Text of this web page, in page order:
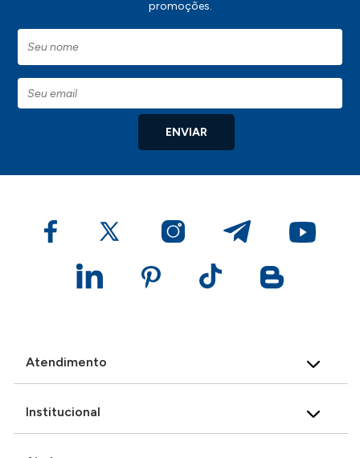
promoções.
ENVIAR
Atendimento
Institucional